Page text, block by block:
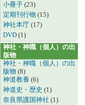
小冊子 (23)
定期刊行物 (15)
神社本庁 (17)
DVD (1)
神社・神職（個人）の出
版物
神社・神職（個人）の出
版物 (8)
神道教養 (6)
神道史・歴史 (1)
奈良県護国神社 (1)